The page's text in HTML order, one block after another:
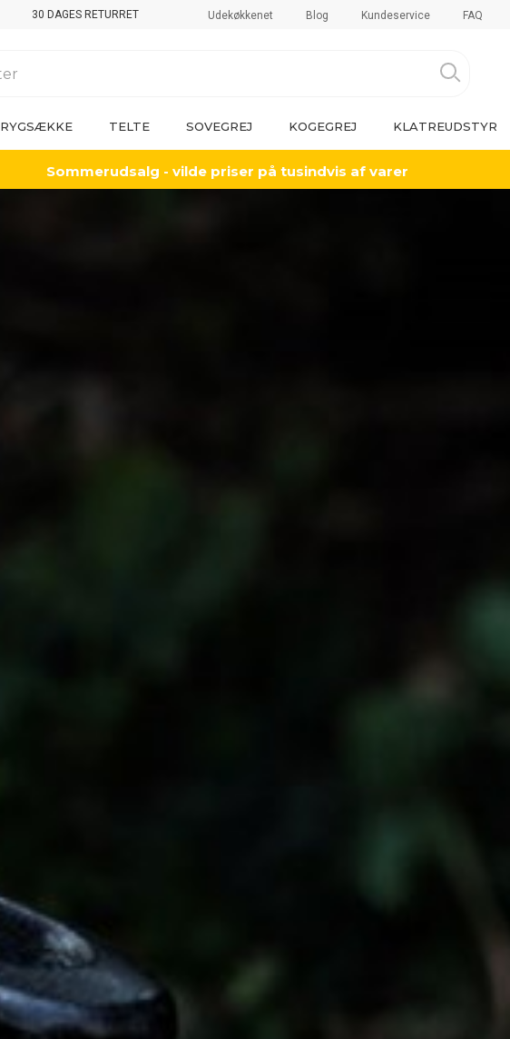
30 DAGES RETURRET Udekøkkenet Blog Kundeservice FAQ
RYGSÆKKE TELTE SOVEGREJ KOGEGREJ KLATREUDSTYR
Sommerudsalg - vilde priser på tusindvis af varer